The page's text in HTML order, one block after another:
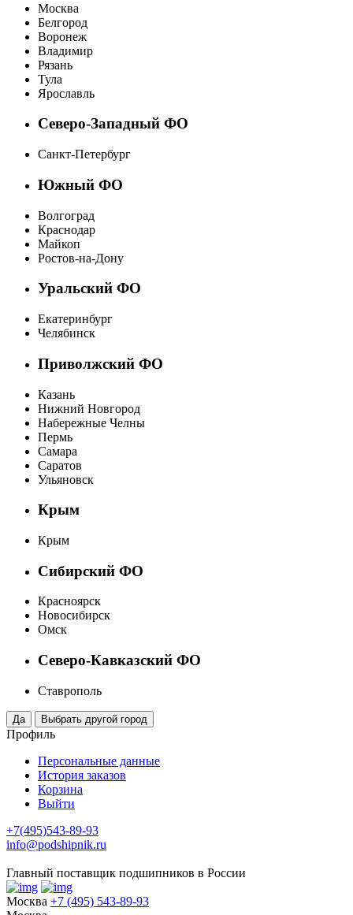
Москва
Белгород
Воронеж
Владимир
Рязань
Тула
Ярославль
Северо-Западный ФО
Санкт-Петербург
Южный ФО
Волгоград
Краснодар
Майкоп
Ростов-на-Дону
Уральский ФО
Екатеринбург
Челябинск
Приволжский ФО
Казань
Нижний Новгород
Набережные Челны
Пермь
Самара
Саратов
Ульяновск
Крым
Крым
Сибирский ФО
Красноярск
Новосибирск
Омск
Северо-Кавказский ФО
Ставрополь
Профиль
Персональные данные
История заказов
Корзина
Выйти
+7(495)543-89-93
info@podshipnik.ru
Главный поставщик подшипников в России
Москва +7 (495) 543-89-93